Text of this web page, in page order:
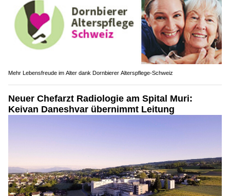
Mehr Lebensfreude im Alter dank Dornbierer Alterspflege-Schweiz
Neuer Chefarzt Radiologie am Spital Muri:
Keivan Daneshvar übernimmt Leitung